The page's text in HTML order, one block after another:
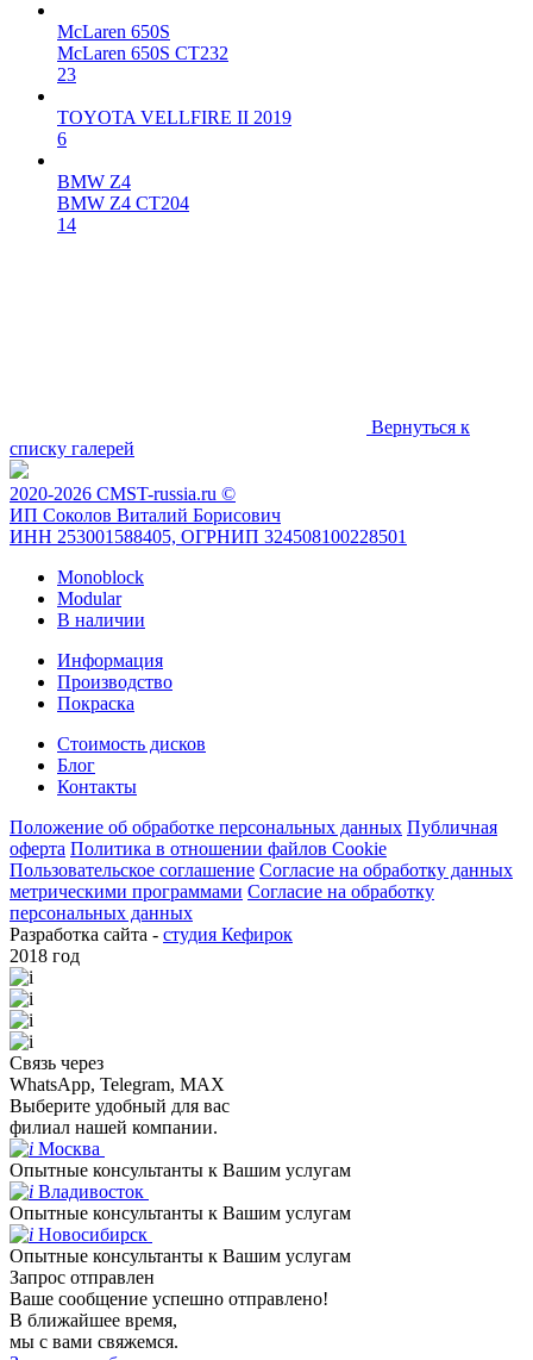
McLaren 650S
McLaren 650S CT232
23
TOYOTA VELLFIRE II 2019
6
BMW Z4
BMW Z4 CT204
14
Вернуться к
списку галерей
2020-2026 CMST-russia.ru ©
ИП Соколов Виталий Борисович
ИНН 253001588405, ОГРНИП 324508100228501
Monoblock
Modular
В наличии
Информация
Производство
Покраска
Стоимость дисков
Блог
Контакты
Положение об обработке персональных данных Публичная
оферта Политика в отношении файлов Cookie
Пользовательское соглашение Согласие на обработку данных
метрическими программами Согласие на обработку
персональных данных
Разработка сайта - студия Кефирок
2018 год
Связь через
WhatsApp, Telegram, MAX
Выберите удобный для вас
филиал нашей компании.
Москва
Опытные консультанты к Вашим услугам
Владивосток
Опытные консультанты к Вашим услугам
Новосибирск
Опытные консультанты к Вашим услугам
Запрос отправлен
Ваше сообщение успешно отправлено!
В ближайшее время,
мы с вами свяжемся.